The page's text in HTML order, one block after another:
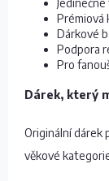
Prémiová
Dárkové
Podpora
Pro
Dárek, který
Originální dárek
věkové